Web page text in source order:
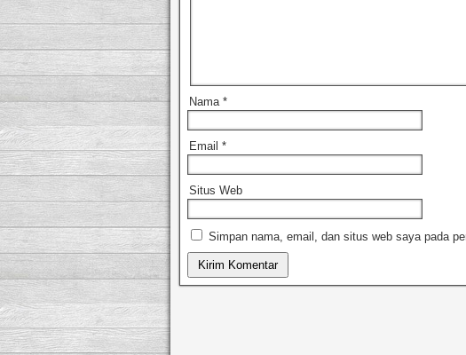
Nama *
Email *
Situs Web
Simpan nama, email, dan situs web saya pada